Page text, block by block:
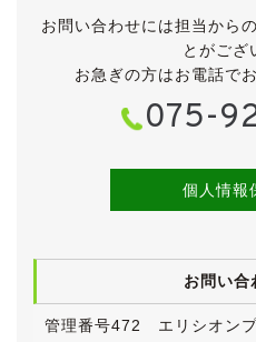
《外装》
ブルーイッシュホワイト(パ
大変きれいな状態が保たれ
中古車ですので小傷・薄傷
見つかるかと思いますが、
仕入れ先業者オークション
金塗装による修理歴もござ
ンズもクリアで、年式を感
ナー様の保管環境の良さが
TEINの車高調でローダウン
ェの19インチアルミホイー
お問い合わせには担当から
とがござ
お急ぎの方はお電話で
075-
個人情報
お問い合
管理番号472 エリシオン